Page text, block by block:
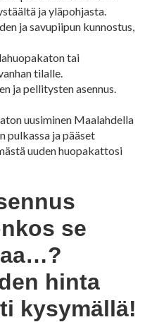
ja yläpohjasta.
ja savupiipun kunnostus,
tai
tilalle.
ja pellitysten asennus.
uusiminen Maalahdella
pulkassa ja pääset
uuden huopakattosi
se
hinta
kysymällä!